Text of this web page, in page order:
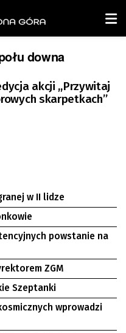
downa
akcji ,,Przywitaj
skarpetkach”
w II lidze
powstanie na
ZGM
Szeptanki
wprowadzi